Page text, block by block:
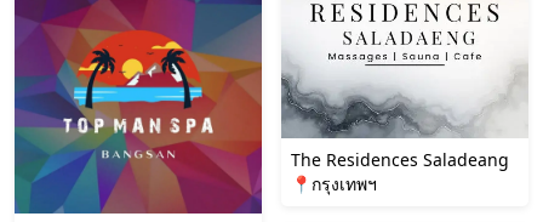
The Residences Saladeang
📍กรุงเทพฯ